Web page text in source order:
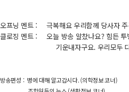
오프닝 멘트 : 극복해요 우리함께 당사자 주
클로징 멘트 : 오늘 방송 알찼나요? 힘든 투
기운내자구요. 우리모두
방송편성 : 병에 대해 알고갑시다. (의학정보 코너)